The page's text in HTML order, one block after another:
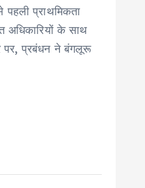
प्राथमिकता
अधिकारियों के साथ
पर, प्रबंधन ने बंगलूरू